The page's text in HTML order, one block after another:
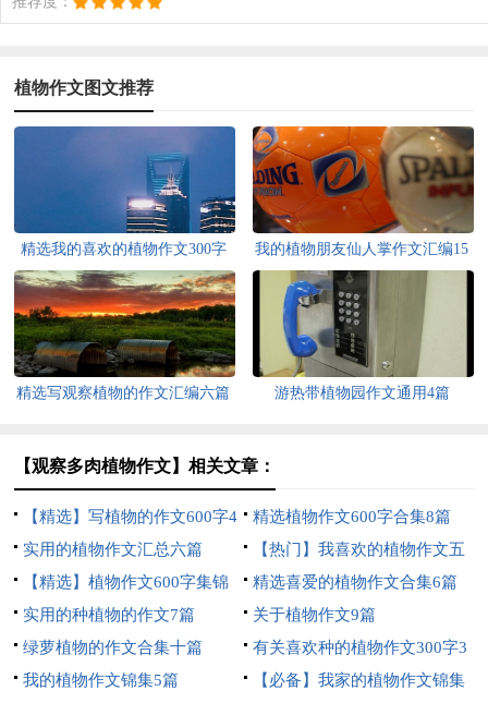
植物作文图文推荐
精选我的喜欢的植物作文300字
合集6篇
我的植物朋友仙人掌作文汇编15
篇
精选写观察植物的作文汇编六篇 游热带植物园作文通用4篇
【观察多肉植物作文】相关文章：
【精选】写植物的作文600字4
篇
精选植物作文600字合集8篇
实用的植物作文汇总六篇
【热门】我喜欢的植物作文五
篇
【精选】植物作文600字集锦
六篇
精选喜爱的植物作文合集6篇
实用的种植物的作文7篇
关于植物作文9篇
绿萝植物的作文合集十篇
有关喜欢种的植物作文300字3
篇
我的植物作文锦集5篇 【必备】我家的植物作文锦集